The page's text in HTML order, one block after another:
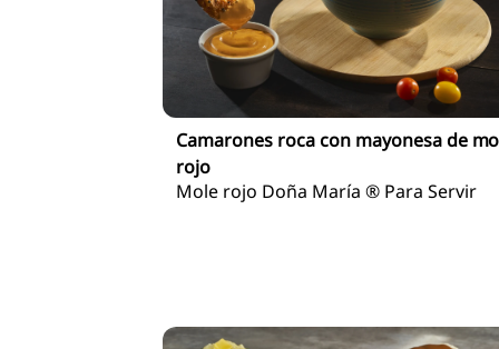
Camarones roca con mayonesa de
rojo
Mole rojo Doña María ® Para Servir